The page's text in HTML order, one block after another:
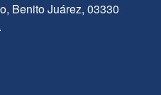
Benito Juárez, 03330